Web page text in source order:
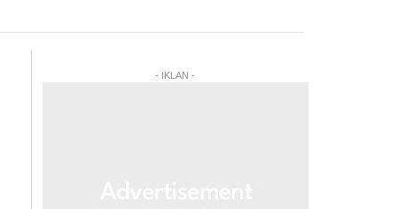
- IKLAN -